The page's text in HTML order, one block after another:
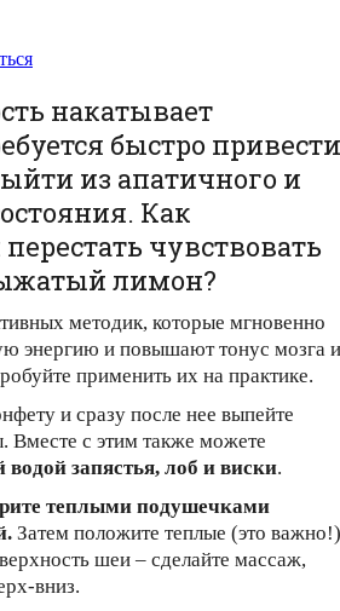
накатывает
быстро привести
из апатичного и
Как
чувствовать
лимон?
методик, которые мгновенно
энергию и повышают тонус мозга и
применить их на практике.
и сразу после нее выпейте
Вместе с этим также можете
запястья, лоб и виски.
теплыми подушечками
Затем положите теплые (это важно!)
шеи – сделайте массаж,
вниз.